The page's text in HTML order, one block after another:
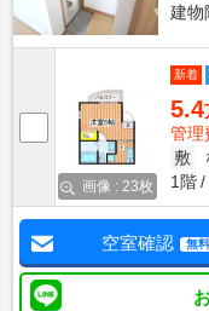
建物
画像 : 23枚
新着
5.4
管理
敷
1階
空室確認 無料